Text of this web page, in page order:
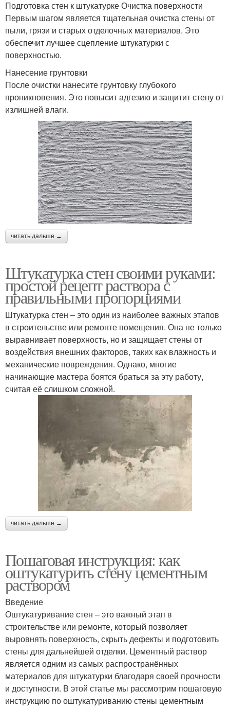
Подготовка стен к штукатурке Очистка поверхности
Первым шагом является тщательная очистка стены от
пыли, грязи и старых отделочных материалов. Это
обеспечит лучшее сцепление штукатурки с
поверхностью.
Нанесение грунтовки
После очистки нанесите грунтовку глубокого
проникновения. Это повысит адгезию и защитит стену от
излишней влаги.
читать дальше →
Штукатурка стен своими руками:
простой рецепт раствора с
правильными пропорциями
Штукатурка стен – это один из наиболее важных этапов
в строительстве или ремонте помещения. Она не только
выравнивает поверхность, но и защищает стены от
воздействия внешних факторов, таких как влажность и
механические повреждения. Однако, многие
начинающие мастера боятся браться за эту работу,
считая её слишком сложной.
читать дальше →
Пошаговая инструкция: как
оштукатурить стену цементным
раствором
Введение
Оштукатуривание стен – это важный этап в
строительстве или ремонте, который позволяет
выровнять поверхность, скрыть дефекты и подготовить
стены для дальнейшей отделки. Цементный раствор
является одним из самых распространённых
материалов для штукатурки благодаря своей прочности
и доступности. В этой статье мы рассмотрим пошаговую
инструкцию по оштукатуриванию стены цементным